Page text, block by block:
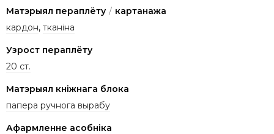
Матэрыял пераплёту / картанажа
кардон, тканіна
Узрост пераплёту
20 ст.
Матэрыял кніжнага блока
папера ручнога вырабу
Афармленне асобніка